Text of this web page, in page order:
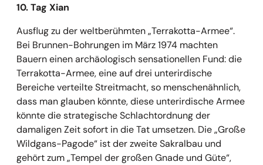
10. Tag Xian
Ausflug zu der weltberühmten „Terrakotta-Armee“.
Bei Brunnen-Bohrungen im März 1974 machten
Bauern einen archäologisch sensationellen Fund: die
Terrakotta-Armee, eine auf drei unterirdische
Bereiche verteilte Streitmacht, so menschenähnlich,
dass man glauben könnte, diese unterirdische Armee
könnte die strategische Schlachtordnung der
damaligen Zeit sofort in die Tat umsetzen. Die „Große
Wildgans-Pagode“ ist der zweite Sakralbau und
gehört zum „Tempel der großen Gnade und Güte“,